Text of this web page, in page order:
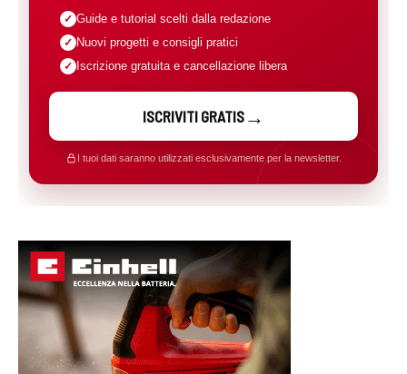
Guide e tutorial scelti dalla redazione
Nuovi progetti e consigli pratici
Iscrizione gratuita e cancellazione libera
ISCRIVITI GRATIS
I tuoi dati saranno utilizzati esclusivamente per la newsletter.